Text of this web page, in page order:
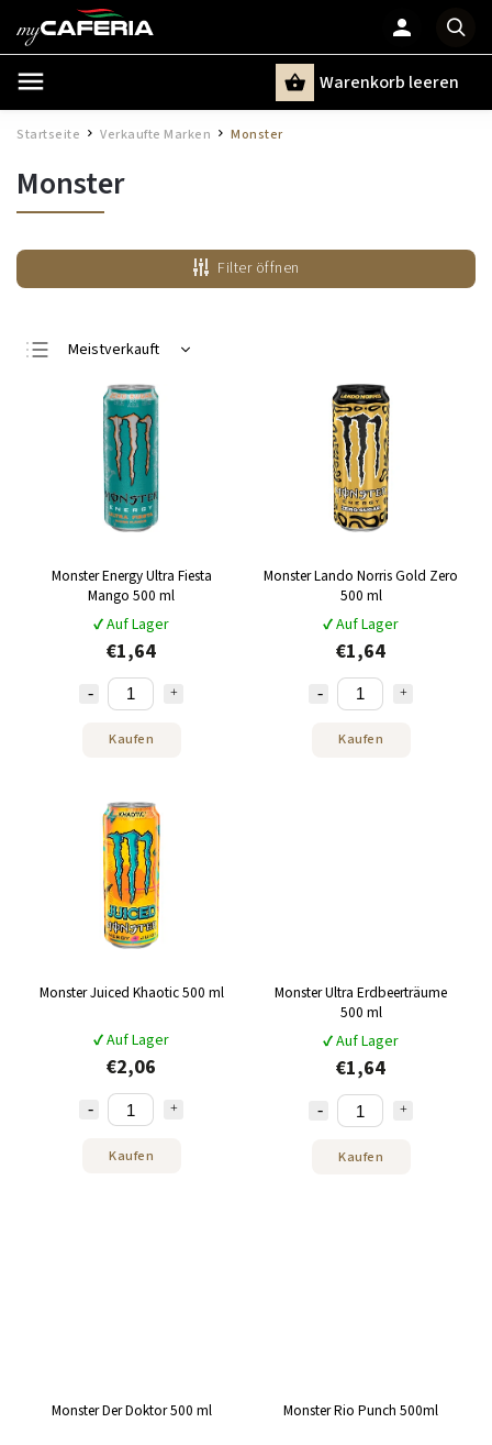
Warenkorb leeren
Startseite / Verkaufte Marken / Monster
Monster
Filter öffnen
Meistverkauft
Günstigste
Teuerste
Alphabetisch
Monster Energy Ultra Fiesta
Mango 500 ml
✔ Auf Lager
€1,64
Kaufen
Monster Lando Norris Gold Zero
500 ml
✔ Auf Lager
€1,64
Kaufen
Monster Juiced Khaotic 500 ml
✔ Auf Lager
€2,06
Kaufen
Monster Ultra Erdbeerträume
500 ml
✔ Auf Lager
€1,64
Kaufen
Monster Der Doktor 500 ml Monster Rio Punch 500ml